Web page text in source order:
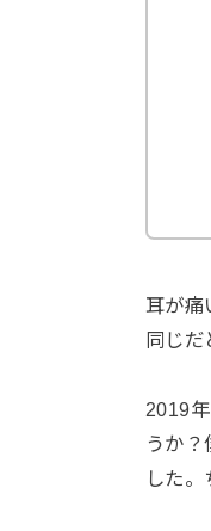
耳が痛
同じだ
2019
うか
した